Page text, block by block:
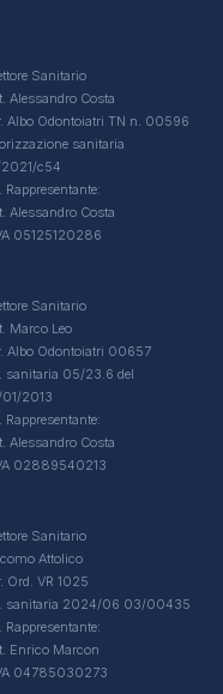
Sanitario
Alessandro Costa
Albo Odontoiatri TN n. 00596
sanitaria
c54
Rappresentante:
Alessandro Costa
05125120286
Sanitario
Marco Leo
Albo Odontoiatri 00657
sanitaria 05/23.6 del
2013
Rappresentante:
Alessandro Costa
02889540213
Sanitario
Attolico
Ord. VR 1025
sanitaria 2024/06 03/00435
Rappresentante:
Enrico Marcon
04785030273